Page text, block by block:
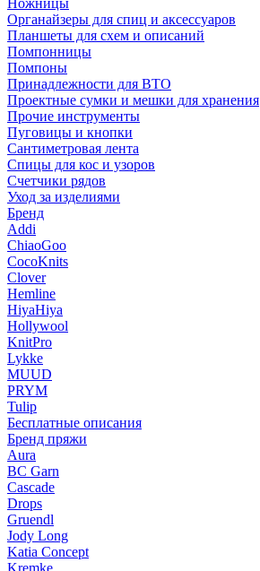
Ножницы
Органайзеры для спиц и аксессуаров
Планшеты для схем и описаний
Помпонницы
Помпоны
Принадлежности для ВТО
Проектные сумки и мешки для хранения
Прочие инструменты
Пуговицы и кнопки
Сантиметровая лента
Спицы для кос и узоров
Счетчики рядов
Уход за изделиями
Бренд
Addi
ChiaoGoo
CocoKnits
Clover
Hemline
HiyaHiya
Hollywool
KnitPro
Lykke
MUUD
PRYM
Tulip
Бесплатные описания
Бренд пряжи
Aura
BC Garn
Cascade
Drops
Gruendl
Jody Long
Katia Concept
Kremke